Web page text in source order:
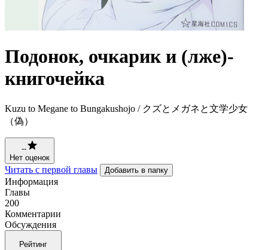
Подонок, очкарик и (лже)-
книгочейка
Kuzu to Megane to Bungakushojo / クズとメガネと文学少女
（偽）
--
Нет оценок
Читать с первой главы Добавить в папку
Информация
Главы
200
Комментарии
Обсуждения
Рейтинг